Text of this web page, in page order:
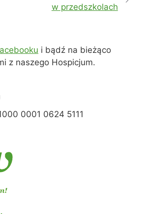
w przedszkolach
i bądź na bieżąco
z naszego Hospicjum.
0001 0624 5111